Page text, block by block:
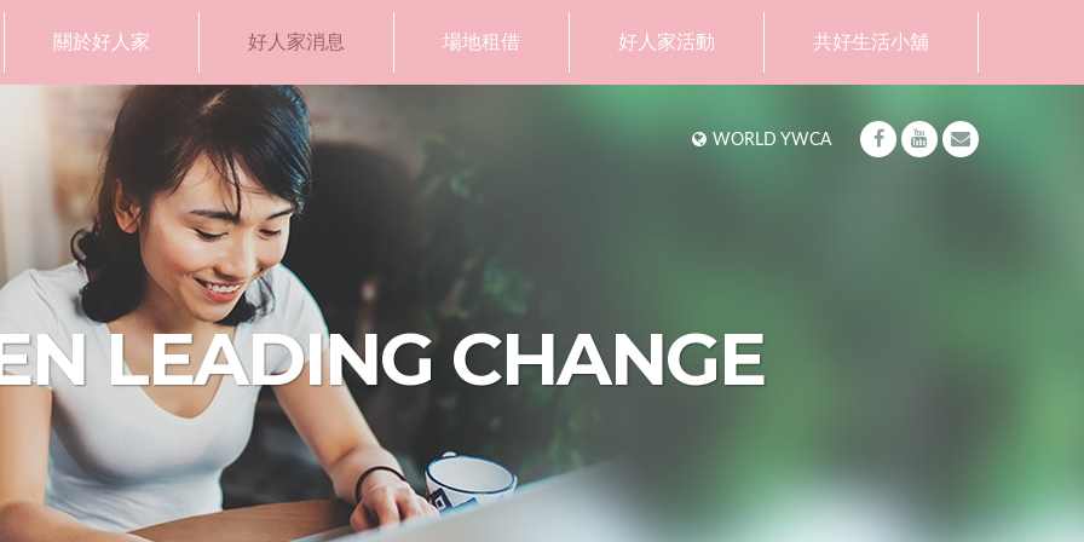
關於好人家 好人家消息 場地租借 好人家活動 共好生活小舖
WORLD YWCA
LEADING CHANGE